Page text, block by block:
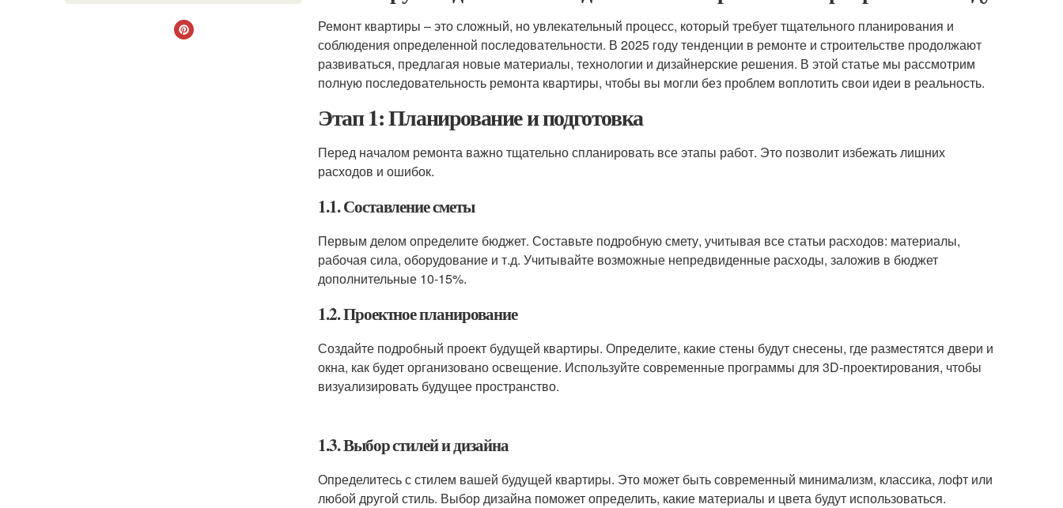
Ремонт квартиры – это сложный, но увлекательный процесс, который требует тщательного планирования и
соблюдения определенной последовательности. В 2025 году тенденции в ремонте и строительстве продолжают
развиваться, предлагая новые материалы, технологии и дизайнерские решения. В этой статье мы рассмотрим
полную последовательность ремонта квартиры, чтобы вы могли без проблем воплотить свои идеи в реальность.
Этап 1: Планирование и подготовка
Перед началом ремонта важно тщательно спланировать все этапы работ. Это позволит избежать лишних
расходов и ошибок.
1.1. Составление сметы
Первым делом определите бюджет. Составьте подробную смету, учитывая все статьи расходов: материалы,
рабочая сила, оборудование и т.д. Учитывайте возможные непредвиденные расходы, заложив в бюджет
дополнительные 10-15%.
1.2. Проектное планирование
Создайте подробный проект будущей квартиры. Определите, какие стены будут снесены, где разместятся двери и
окна, как будет организовано освещение. Используйте современные программы для 3D-проектирования, чтобы
визуализировать будущее пространство.
1.3. Выбор стилей и дизайна
Определитесь с стилем вашей будущей квартиры. Это может быть современный минимализм, классика, лофт или
любой другой стиль. Выбор дизайна поможет определить, какие материалы и цвета будут использоваться.